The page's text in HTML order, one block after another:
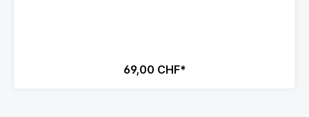
69,00 CHF*